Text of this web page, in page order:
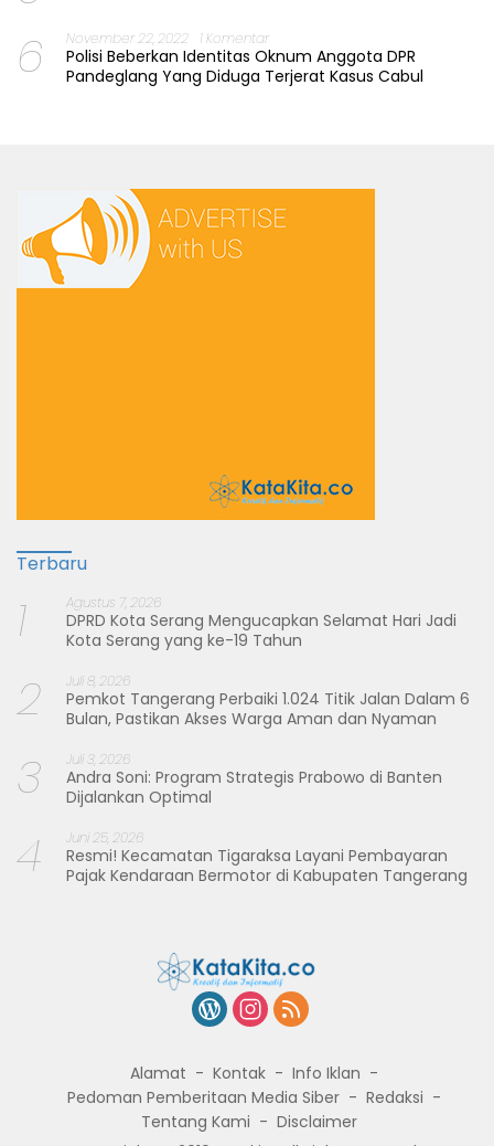
6 November 22, 2022 1 Komentar
Polisi Beberkan Identitas Oknum Anggota DPR
Pandeglang Yang Diduga Terjerat Kasus Cabul
Terbaru
1 Agustus 7, 2026
DPRD Kota Serang Mengucapkan Selamat Hari Jadi
Kota Serang yang ke-19 Tahun
2 Juli 8, 2026
Pemkot Tangerang Perbaiki 1.024 Titik Jalan Dalam 6
Bulan, Pastikan Akses Warga Aman dan Nyaman
3 Juli 3, 2026
Andra Soni: Program Strategis Prabowo di Banten
Dijalankan Optimal
4 Juni 25, 2026
Resmi! Kecamatan Tigaraksa Layani Pembayaran
Pajak Kendaraan Bermotor di Kabupaten Tangerang
Alamat Kontak
Info Iklan
Pedoman Pemberitaan Media Siber
Redaksi
Tentang Kami
Disclaimer